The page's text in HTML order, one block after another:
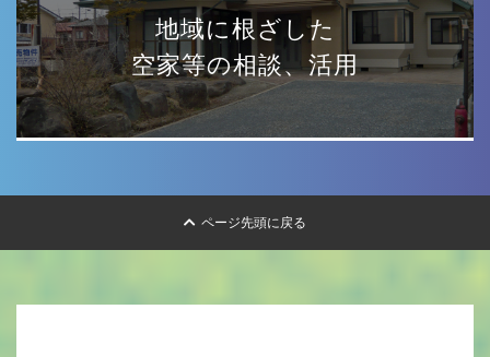
地域に根ざした
空家等の相談、活用
ページ先頭に戻る